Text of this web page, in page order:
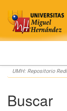
Skip
navigation
UMH: Repositorio
Buscar